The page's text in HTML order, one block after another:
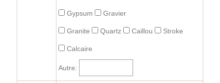
Gypsum Gravier
Granite Quartz Caillou Stroke
Calcaire
Autre: